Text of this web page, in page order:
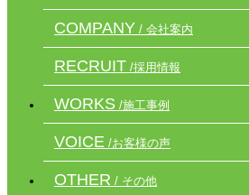
COMPANY / 会社案内
RECRUIT /採用情報
WORKS /施工事例
VOICE /お客様の声
OTHER / その他